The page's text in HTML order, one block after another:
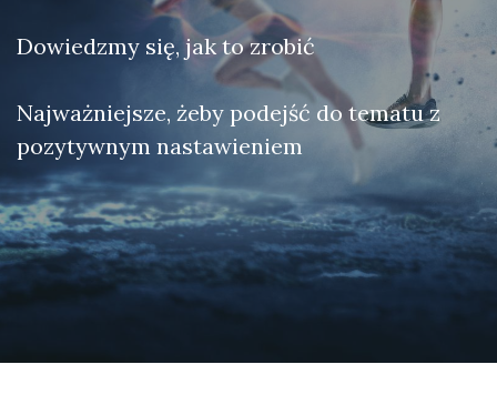
Dowiedzmy się, jak to zrobić
Najważniejsze, żeby podejść do tematu z
pozytywnym nastawieniem